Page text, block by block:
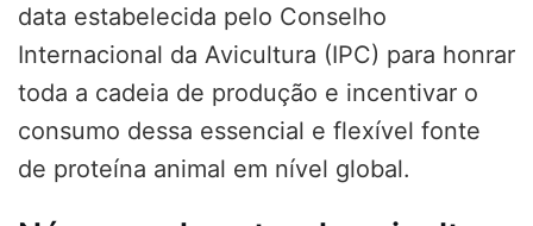
data estabelecida pelo Conselho
Internacional da Avicultura (IPC) para honrar
toda a cadeia de produção e incentivar o
consumo dessa essencial e flexível fonte
de proteína animal em nível global.